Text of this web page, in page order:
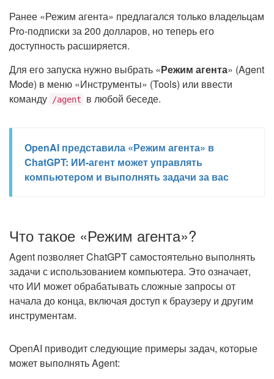
Ранее «Режим агента» предлагался только владельцам
Pro-подписки за 200 долларов, но теперь его
доступность расширяется.
Для его запуска нужно выбрать «Режим агента» (Agent
Mode) в меню «Инструменты» (Tools) или ввести
команду
/agent в любой беседе.
OpenAI представила «Режим агента» в
ChatGPT: ИИ-агент может управлять
компьютером и выполнять задачи за вас
Что такое «Режим агента»?
Agent позволяет ChatGPT самостоятельно выполнять
задачи с использованием компьютера. Это означает,
что ИИ может обрабатывать сложные запросы от
начала до конца, включая доступ к браузеру и другим
инструментам.
OpenAI приводит следующие примеры задач, которые
может выполнять Agent: